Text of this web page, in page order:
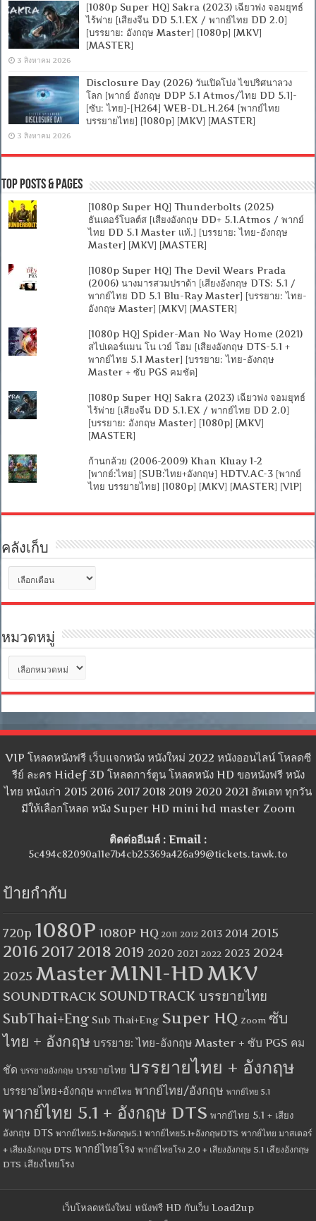
[1080p Super HQ] Sakra (2023) เฉียวฟง จอมยุทธ์
ไร้พ่าย [เสียงจีน DD 5.1.EX / พากย์ไทย DD 2.0]
[บรรยาย: อังกฤษ Master] [1080p] [MKV]
[MASTER]
3 สิงหาคม 2026
Disclosure Day (2026) วันเปิดโปง ไขปริศนาลวง
โลก [พากย์ อังกฤษ DDP 5.1 Atmos/ไทย DD 5.1]-
[ซับ: ไทย]-[H264] WEB-DL.H.264 [พากย์ไทย
บรรยายไทย] [1080p] [MKV] [MASTER]
3 สิงหาคม 2026
Top Posts & Pages
[1080p Super HQ] Thunderbolts (2025)
ธันเดอร์โบลต์ส [เสียงอังกฤษ DD+ 5.1.Atmos / พากย์
ไทย DD 5.1 Master แท้.] [บรรยาย: ไทย-อังกฤษ
Master] [MKV] [MASTER]
[1080p Super HQ] The Devil Wears Prada
(2006) นางมารสวมปราด้า [เสียงอังกฤษ DTS: 5.1 /
พากย์ไทย DD 5.1 Blu-Ray Master] [บรรยาย: ไทย-
อังกฤษ Master] [MKV] [MASTER]
[1080p HQ] Spider-Man No Way Home (2021)
สไปเดอร์แมน โน เวย์ โฮม [เสียงอังกฤษ DTS-5.1 +
พากย์ไทย 5.1 Master] [บรรยาย: ไทย-อังกฤษ
Master + ซับ PGS คมชัด]
[1080p Super HQ] Sakra (2023) เฉียวฟง จอมยุทธ์
ไร้พ่าย [เสียงจีน DD 5.1.EX / พากย์ไทย DD 2.0]
[บรรยาย: อังกฤษ Master] [1080p] [MKV]
[MASTER]
ก้านกล้วย (2006-2009) Khan Kluay 1-2
[พากย์:ไทย] [SUB:ไทย+อังกฤษ] HDTV.AC-3 [พากย์
ไทย บรรยายไทย] [1080p] [MKV] [MASTER] [VIP]
คลังเก็บ
เก็บ
หมวดหมู่
หมู่
VIP โหลดหนังฟรี เว็บแจกหนัง หนังใหม่ 2022 หนังออนไลน์ โหลดซี
รีย์ ละคร Hidef 3D โหลดการ์ตูน โหลดหนัง HD ขอหนังฟรี หนัง
ไทย หนังเก่า 2015 2016 2017 2018 2019 2020 2021 อัพเดท ทุกวัน
มีให้เลือกโหลด หนัง Super HD mini hd master Zoom
ติดต่ออีเมล์ : Email :
5c494c82090a11e7b4cb25369a426a99@tickets.tawk.to
ป้ายกำกับ
720p 1080P 1080P HQ 2011 2012 2013 2014 2015
2016 2017 2018 2019 2020 2021 2022 2023 2024
2025 MasterMINI-HDMKV
SOUNDTRACK SOUNDTRACK บรรยายไทย
SubThai+Eng Sub Thai+Eng Super HQ Zoom ซับ
ไทย + อังกฤษ บรรยาย: ไทย-อังกฤษ Master + ซับ PGS คม
ชัด บรรยายอังกฤษ บรรยายไทย บรรยายไทย + อังกฤษ
บรรยายไทย+อังกฤษ พากย์ไทย พากย์ไทย/อังกฤษ พากย์ไทย 5.1
พากย์ไทย 5.1 + อังกฤษ DTS พากย์ไทย 5.1 + เสียง
อังกฤษ DTS พากย์ไทย5.1+อังกฤษ5.1 พากย์ไทย5.1+อังกฤษDTS พากย์ไทย มาสเตอร์
+ เสียงอังกฤษ DTS พากย์ไทยโรง พากย์ไทยโรง 2.0 + เสียงอังกฤษ 5.1 เสียงอังกฤษ
DTS เสียงไทยโรง
เว็บโหลดหนังใหม่ หนังฟรี HD กับเว็บ Load2up